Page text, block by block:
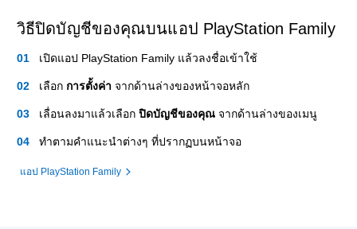
วิธีปิดบัญชีของคุณบนแอป PlayStation Family
เปิดแอป PlayStation Family แล้วลงชื่อเข้าใช้
เลือก การตั้งค่า จากด้านล่างของหน้าจอหลัก
เลื่อนลงมาแล้วเลือก ปิดบัญชีของคุณ จากด้านล่างของเมนู
ทำตามคำแนะนำต่างๆ ที่ปรากฏบนหน้าจอ
แอป PlayStation Family